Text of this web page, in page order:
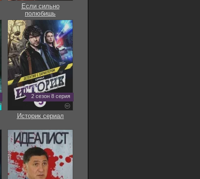
Если сильно
полюбишь
2 сезон 8 серия
Историк сериал